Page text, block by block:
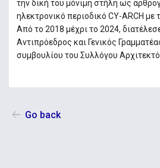
την δική του μόνιμη στήλη ως
ηλεκτρονικό περιοδικό CY-ARCH με
Από το 2018 μέχρι το 2024,
Αντιπρόεδρος και Γενικός
συμβουλίου του Συλλόγου
Go back